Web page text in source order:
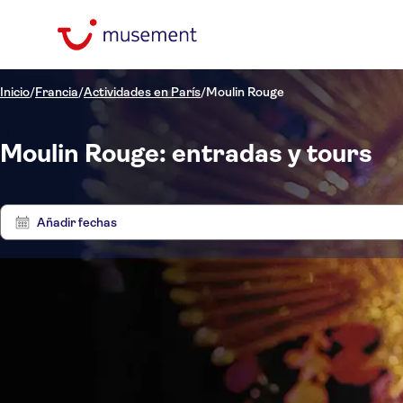
Inicio/Francia/Actividades en París/Moulin Rouge
Moulin Rouge: entradas y tours
Añadir fechas
Precio (por adulto)
Idiomas de la actividad